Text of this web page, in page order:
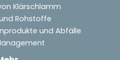
Klärschlamm
Rohstoffe
und Abfälle